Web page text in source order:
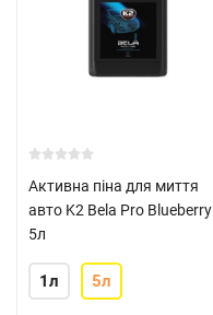
Активна піна для миття
авто K2 Bela Pro Blueberry
5л
1л 5л